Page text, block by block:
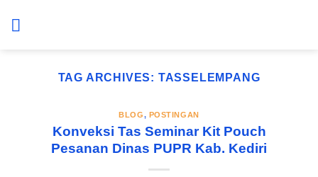
TAG ARCHIVES: TASSELEMPANG
BLOG, POSTINGAN
Konveksi Tas Seminar Kit Pouch
Pesanan Dinas PUPR Kab. Kediri